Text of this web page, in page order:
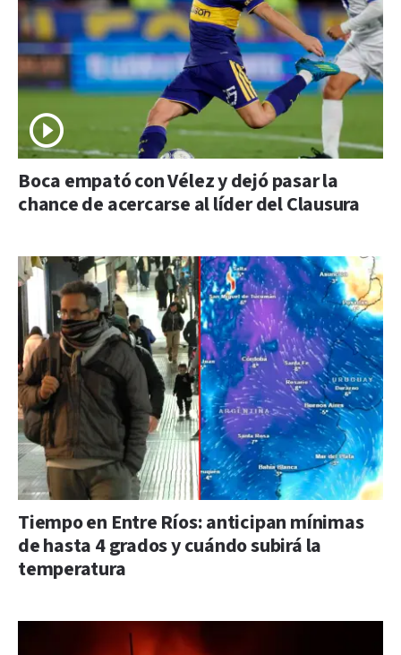
Boca empató con Vélez y dejó pasar la
chance de acercarse al líder del Clausura
Tiempo en Entre Ríos: anticipan mínimas
de hasta 4 grados y cuándo subirá la
temperatura